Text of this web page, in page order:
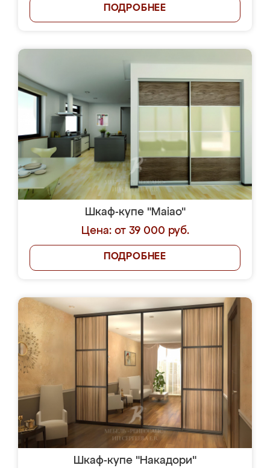
ПОДРОБНЕЕ
Шкаф-купе "Maiao"
Цена: от 39 000 руб.
ПОДРОБНЕЕ
Шкаф-купе "Накадори"